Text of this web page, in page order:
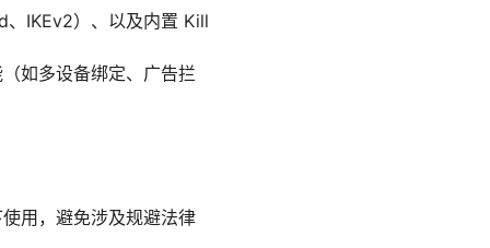
、IKEv2）、以及内置 Kill
如多设备绑定、广告拦
用，避免涉及规避法律